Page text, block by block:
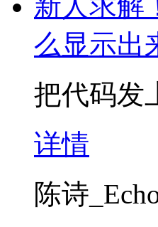
么显示出
把代码发
详情
陈诗